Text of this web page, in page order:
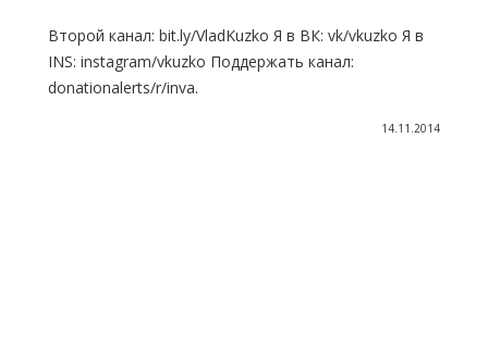
Второй канал: bit.ly/VladKuzko Я в ВК: vk/vkuzko Я в
INS: instagram/vkuzko Поддержать канал:
donationalerts/r/inva.
14.11.2014